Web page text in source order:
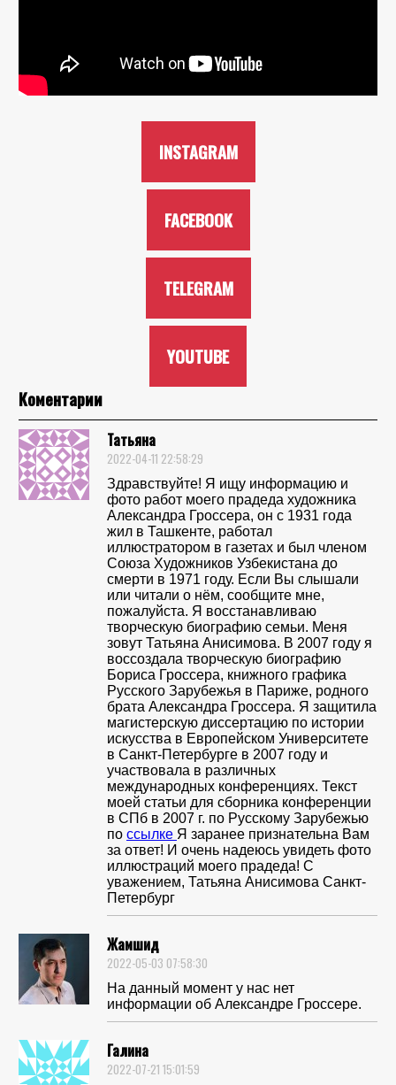
INSTAGRAM
FACEBOOK
TELEGRAM
YOUTUBE
Коментарии
Татьяна
2022-04-11 22:58:29
Здравствуйте! Я ищу информацию и
фото работ моего прадеда художника
Александра Гроссера, он с 1931 года
жил в Ташкенте, работал
иллюстратором в газетах и был членом
Союза Художников Узбекистана до
смерти в 1971 году. Если Вы слышали
или читали о нём, сообщите мне,
пожалуйста. Я восстанавливаю
творческую биографию семьи. Меня
зовут Татьяна Анисимова. В 2007 году я
воссоздала творческую биографию
Бориса Гроссера, книжного графика
Русского Зарубежья в Париже, родного
брата Александра Гроссера. Я защитила
магистерскую диссертацию по истории
искусства в Европейском Университете
в Санкт-Петербурге в 2007 году и
участвовала в различных
международных конференциях. Текст
моей статьи для сборника конференции
в СПб в 2007 г. по Русскому Зарубежью
по ссылке Я заранее признательна Вам
за ответ! И очень надеюсь увидеть фото
иллюстраций моего прадеда! С
уважением, Татьяна Анисимова Санкт-
Петербург
Жамшид
2022-05-03 07:58:30
На данный момент у нас нет
информации об Александре Гроссере.
Галина
2022-07-21 15:01:59